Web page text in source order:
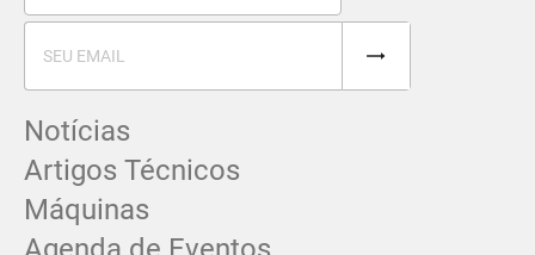
Notícias
Artigos Técnicos
Máquinas